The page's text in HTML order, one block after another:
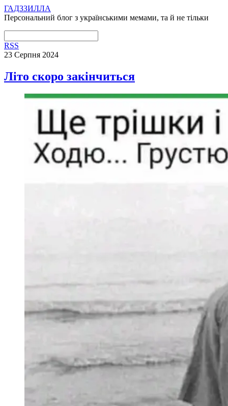
ГАДЗЗИЛЛА
Персональний блог з українськими мемами, та й не тільки
RSS
23 Серпня 2024
Літо скоро закінчиться